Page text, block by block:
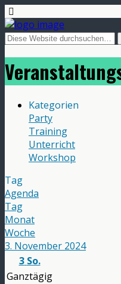
Kategorien
Party
Training
Unterricht
Workshop
Tag
Agenda
Tag
Monat
Woche
3. November 2024
3 So.
Ganztägig